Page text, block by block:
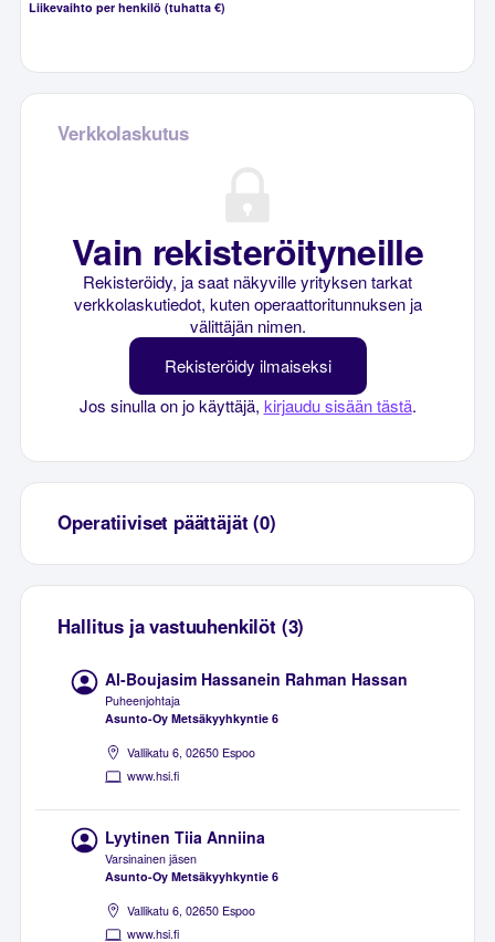
Liikevaihto per henkilö (tuhatta €)
Verkkolaskutus
Vain rekisteröityneille
Rekisteröidy, ja saat näkyville yrityksen tarkat
verkkolaskutiedot, kuten operaattoritunnuksen ja
välittäjän nimen.
Rekisteröidy ilmaiseksi
Jos sinulla on jo käyttäjä, kirjaudu sisään tästä.
Operatiiviset päättäjät (0)
Hallitus ja vastuuhenkilöt (3)
Al-Boujasim Hassanein Rahman Hassan
Puheenjohtaja
Asunto-Oy Metsäkyyhkyntie 6
Vallikatu 6, 02650 Espoo
www.hsi.fi
Lyytinen Tiia Anniina
Varsinainen jäsen
Asunto-Oy Metsäkyyhkyntie 6
Vallikatu 6, 02650 Espoo
www.hsi.fi